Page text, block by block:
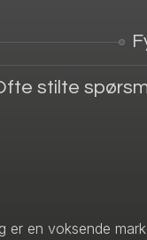
stilte
er en voksende